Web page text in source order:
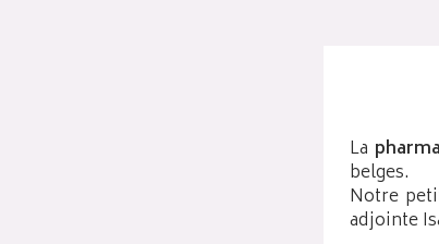
La
belges.
Notre
adjointe